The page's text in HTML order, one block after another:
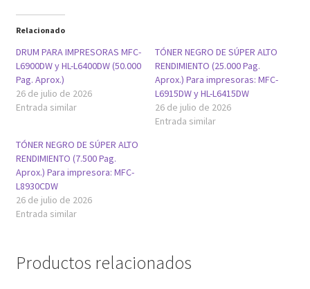
Relacionado
DRUM PARA IMPRESORAS MFC-
L6900DW y HL-L6400DW (50.000
Pag. Aprox.)
26 de julio de 2026
Entrada similar
TÓNER NEGRO DE SÚPER ALTO
RENDIMIENTO (25.000 Pag.
Aprox.) Para impresoras: MFC-
L6915DW y HL-L6415DW
26 de julio de 2026
Entrada similar
TÓNER NEGRO DE SÚPER ALTO
RENDIMIENTO (7.500 Pag.
Aprox.) Para impresora: MFC-
L8930CDW
26 de julio de 2026
Entrada similar
Productos relacionados